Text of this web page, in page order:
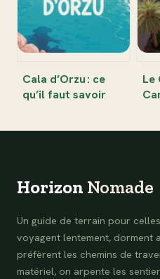
Cala d’Orzu : ce
qu’il faut savoir
Le
Horizon Nomade
Un guide de terrain pour
voyagent lentement, dorment
préfèrent les chemins de
matériel, on arpente les